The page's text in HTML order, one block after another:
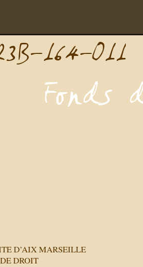
D’AIX MARSEILLE
DROIT